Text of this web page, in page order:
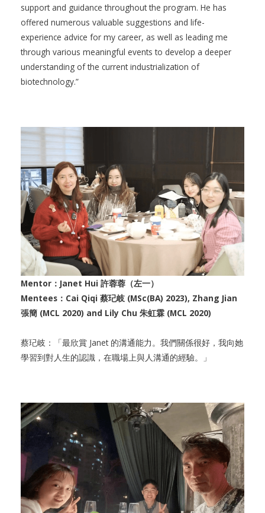
support and guidance throughout the program. He has
offered numerous valuable suggestions and life-
experience advice for my career, as well as leading me
through various meaningful events to develop a deeper
understanding of the current industrialization of
biotechnology.”
Mentor：Janet Hui 許蓉蓉（左一）
Mentees：Cai Qiqi 蔡玘岐 (MSc(BA) 2023), Zhang Jian
張簡 (MCL 2020) and Lily Chu 朱虹霖 (MCL 2020)
蔡玘岐：「最欣賞 Janet 的溝通能力。我們關係很好，我向她
學習到對人生的認識，在職場上與人溝通的經驗。」